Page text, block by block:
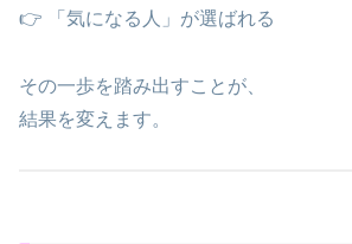
👉 「気になる人」が選ばれる
その一歩を踏み出すことが、
結果を変えます。